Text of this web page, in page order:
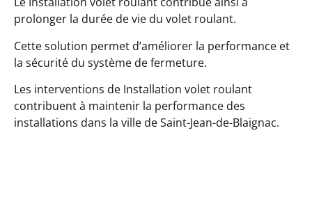
prolonger la durée de vie du volet roulant.
Cette solution permet d’améliorer la performance et
la sécurité du système de fermeture.
Les interventions de Installation volet roulant
contribuent à maintenir la performance des
installations dans la ville de Saint-Jean-de-Blaignac.